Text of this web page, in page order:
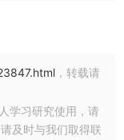
，转载请
学习研究使用，请
及时与我们取得联